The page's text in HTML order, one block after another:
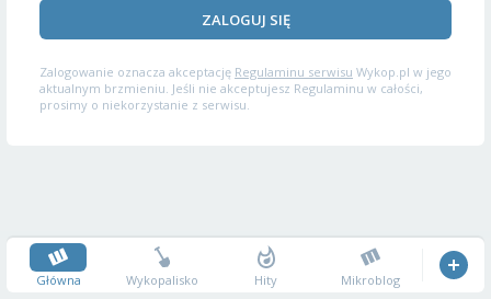
ZALOGUJ SIĘ
Zalogowanie oznacza akceptację Regulaminu serwisu Wykop.pl w jego
aktualnym brzmieniu. Jeśli nie akceptujesz Regulaminu w całości,
prosimy o niekorzystanie z serwisu.
Główna Wykopalisko Hity Mikroblog